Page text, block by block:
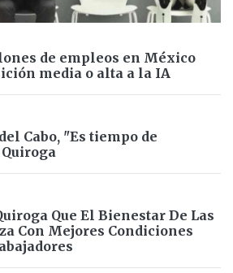
de empleos en México
media o alta a la IA
Cabo, "Es tiempo de
Que El Bienestar De Las
Con Mejores Condiciones